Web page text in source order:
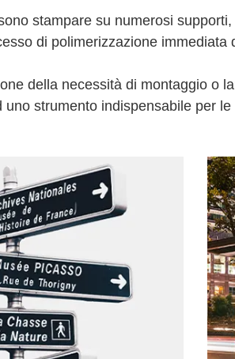
stampare su numerosi
di polimerizzazione
della necessità di montaggio o
uno strumento indispensabile per